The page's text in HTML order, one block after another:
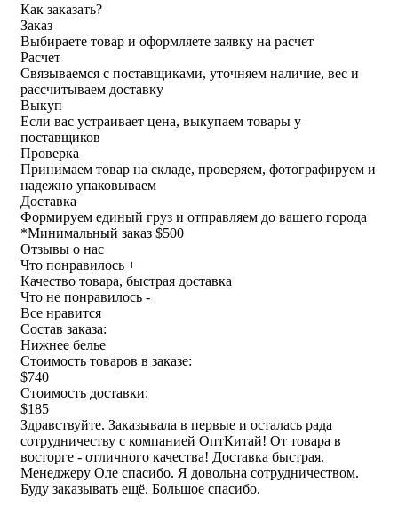
Как заказать?
Заказ
Выбираете товар и оформляете заявку на расчет
Расчет
Связываемся с поставщиками, уточняем наличие, вес и
рассчитываем доставку
Выкуп
Если вас устраивает цена, выкупаем товары у
поставщиков
Проверка
Принимаем товар на складе, проверяем, фотографируем и
надежно упаковываем
Доставка
Формируем единый груз и отправляем до вашего города
*Минимальный заказ $500
Отзывы о нас
Что понравилось +
Качество товара, быстрая доставка
Что не понравилось -
Все нравится
Состав заказа:
Нижнее белье
Стоимость товаров в заказе:
$740
Стоимость доставки:
$185
Здравствуйте. Заказывала в первые и осталась рада
сотрудничеству с компанией ОптКитай! От товара в
восторге - отличного качества! Доставка быстрая.
Менеджеру Оле спасибо. Я довольна сотрудничеством.
Буду заказывать ещё. Большое спасибо.